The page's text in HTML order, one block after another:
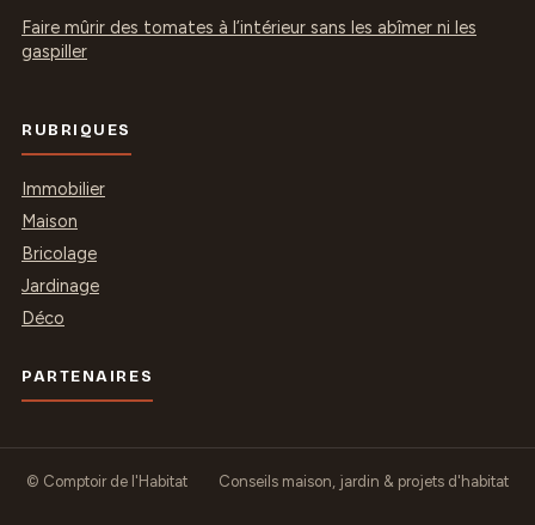
Faire mûrir des tomates à l’intérieur sans les abîmer ni les
gaspiller
RUBRIQUES
Immobilier
Maison
Bricolage
Jardinage
Déco
PARTENAIRES
© Comptoir de l'Habitat Conseils maison, jardin & projets d'habitat